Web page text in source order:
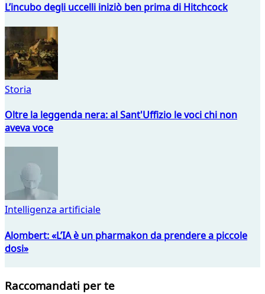
L’incubo degli uccelli iniziò ben prima di Hitchcock
Storia
Oltre la leggenda nera: al Sant'Uffizio le voci chi non
aveva voce
Intelligenza artificiale
Alombert: «L’IA è un pharmakon da prendere a piccole
dosi»
Raccomandati per te